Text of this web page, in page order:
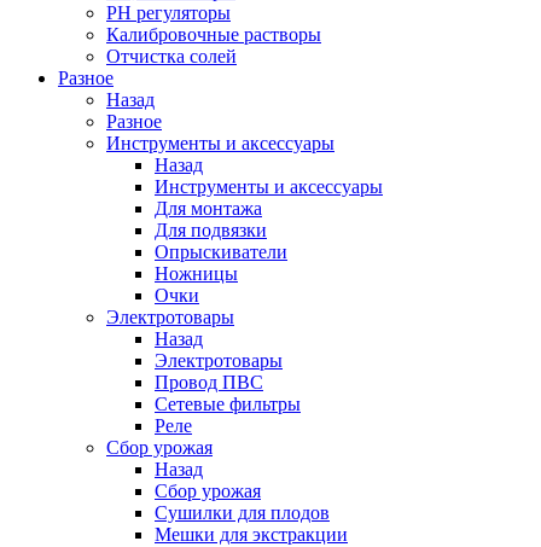
PH регуляторы
Калибровочные растворы
Отчистка солей
Разное
Назад
Разное
Инструменты и аксессуары
Назад
Инструменты и аксессуары
Для монтажа
Для подвязки
Опрыскиватели
Ножницы
Очки
Электротовары
Назад
Электротовары
Провод ПВС
Сетевые фильтры
Реле
Сбор урожая
Назад
Сбор урожая
Сушилки для плодов
Мешки для экстракции